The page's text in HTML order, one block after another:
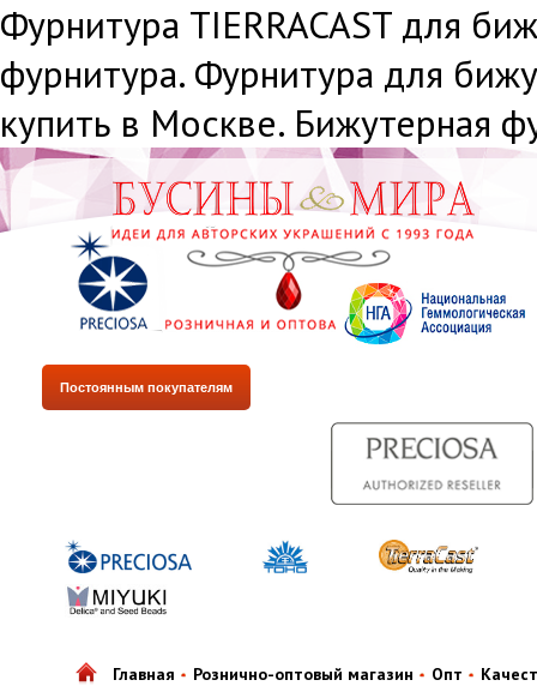
Фурнитура TIERRACAST для
фурнитура. Фурнитура для
купить в Москве. Бижутерная
Постоянным покупателям
Главная Рознично-оптовый магазин Опт